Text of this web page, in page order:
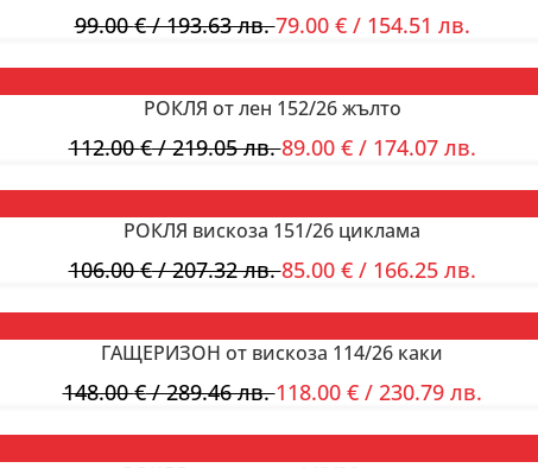
99.00€/ 193.63 лв.79.00 €/ 154.51 лв.
РОКЛЯ от лен 152/26 жълто
112.00€/ 219.05 лв.89.00 €/ 174.07 лв.
РОКЛЯ вискоза 151/26 циклама
106.00€/ 207.32 лв.85.00 €/ 166.25 лв.
ГАЩЕРИЗОН от вискоза 114/26 каки
148.00€/ 289.46 лв.118.00 €/ 230.79 лв.